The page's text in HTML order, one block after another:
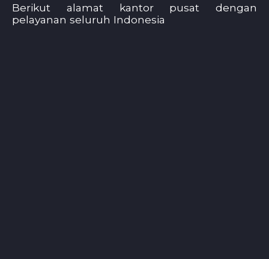
Berikut alamat kantor pusat dengan
pelayanan seluruh Indonesia